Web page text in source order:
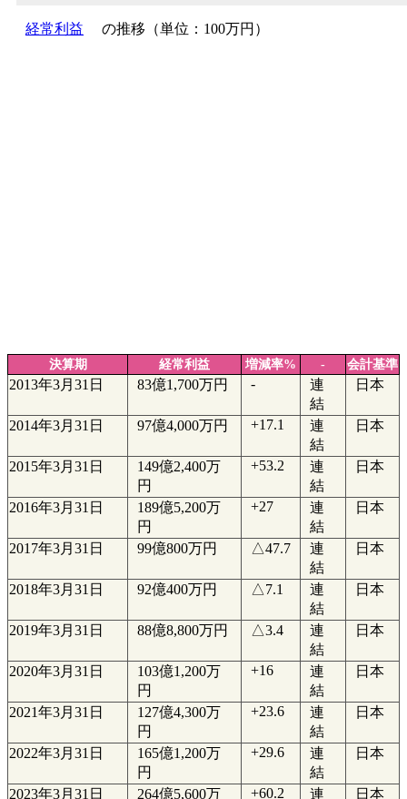
経常利益 の推移（単位：100万円）
決算期 経常利益 増減率% - 会計基準
2013年3月31日 83億1,700万円 -
連
結
日本
2014年3月31日 97億4,000万円 +17.1
連
結
日本
2015年3月31日
149億2,400万
円
+53.2
連
結
日本
2016年3月31日
189億5,200万
円
+27
連
結
日本
2017年3月31日 99億800万円 △47.7
連
結
日本
2018年3月31日 92億400万円 △7.1
連
結
日本
2019年3月31日 88億8,800万円 △3.4
連
結
日本
2020年3月31日
103億1,200万
円
+16
連
結
日本
2021年3月31日
127億4,300万
円
+23.6
連
結
日本
2022年3月31日
165億1,200万
円
+29.6
連
結
日本
2023年3月31日
264億5,600万
+60.2
連
日本